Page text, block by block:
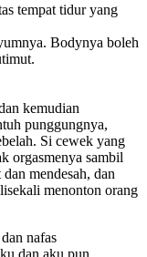
tempat tidur yang
Bodynya boleh
kemudian
punggungnya,
Si cewek yang
orgasmenya sambil
mendesah, dan
menonton orang
nafas
dan aku pun